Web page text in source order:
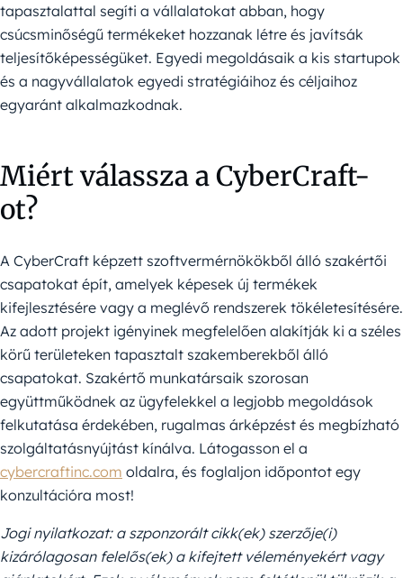
tapasztalattal segíti a vállalatokat abban, hogy
csúcsminőségű termékeket hozzanak létre és javítsák
teljesítőképességüket. Egyedi megoldásaik a kis startupok
és a nagyvállalatok egyedi stratégiáihoz és céljaihoz
egyaránt alkalmazkodnak.
Miért válassza a CyberCraft-
ot?
A CyberCraft képzett szoftvermérnökökből álló szakértői
csapatokat épít, amelyek képesek új termékek
kifejlesztésére vagy a meglévő rendszerek tökéletesítésére.
Az adott projekt igényinek megfelelően alakítják ki a széles
körű területeken tapasztalt szakemberekből álló
csapatokat. Szakértő munkatársaik szorosan
együttműködnek az ügyfelekkel a legjobb megoldások
felkutatása érdekében, rugalmas árképzést és megbízható
szolgáltatásnyújtást kínálva. Látogasson el a
cybercraftinc.com oldalra, és foglaljon időpontot egy
konzultációra most!
Jogi nyilatkozat: a szponzorált cikk(ek) szerzője(i)
kizárólagosan felelős(ek) a kifejtett véleményekért vagy